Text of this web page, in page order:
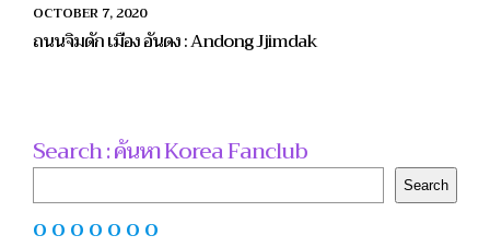
OCTOBER 7, 2020
ถนนจิมดัก เมือง อันดง : Andong Jjimdak
Search : ค้นหา Korea Fanclub
Search
O O O O O O O